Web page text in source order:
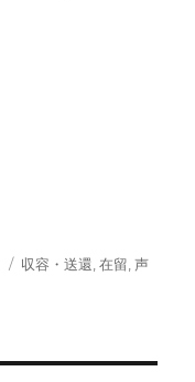
カ
収容・送還 ,在留 ,声